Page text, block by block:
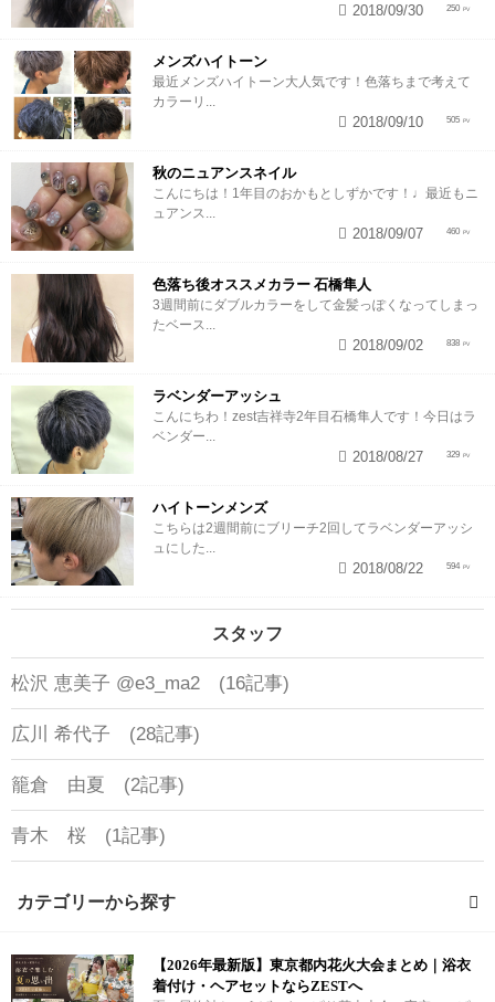
250
2018/09/30
メンズハイトーン
最近メンズハイトーン大人気です！色落ちまで考えて
カラーリ...
505
2018/09/10
秋のニュアンスネイル
こんにちは！1年目のおかもとしずかです！♩最近もニ
ュアンス...
460
2018/09/07
色落ち後オススメカラー 石橋隼人
3週間前にダブルカラーをして金髪っぽくなってしまっ
たベース...
838
2018/09/02
ラベンダーアッシュ
こんにちわ！zest吉祥寺2年目石橋隼人です！今日はラ
ベンダー...
329
2018/08/27
ハイトーンメンズ
こちらは2週間前にブリーチ2回してラベンダーアッシ
ュにした...
594
2018/08/22
スタッフ
松沢 恵美子 @e3_ma2 (16記事)
広川 希代子 (28記事)
籠倉 由夏 (2記事)
青木 桜 (1記事)
カテゴリーから探す
透明感カラーリング (1記事)【2026年最新版】東京都内花火大会まとめ｜浴衣
着付け・ヘアセットならZESTへ